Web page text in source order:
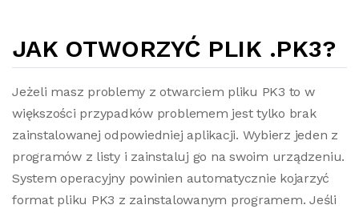
JAK OTWORZYĆ PLIK .PK3?
Jeżeli masz problemy z otwarciem pliku PK3 to w
większości przypadków problemem jest tylko brak
zainstalowanej odpowiedniej aplikacji. Wybierz jeden z
programów z listy i zainstaluj go na swoim urządzeniu.
System operacyjny powinien automatycznie kojarzyć
format pliku PK3 z zainstalowanym programem. Jeśli